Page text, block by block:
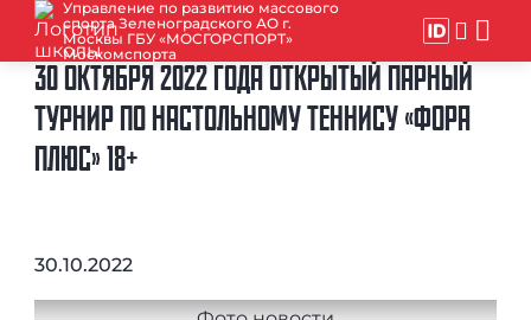
Управление по развитию массового
спорта Зеленоградского АО г.
Москвы ГБУ «МОСГОРСПОРТ»
Москомспорта
30 ОКТЯБРЯ 2022 ГОДА ОТКРЫТЫЙ ПАРНЫЙ
ТУРНИР ПО НАСТОЛЬНОМУ ТЕННИСУ «ФОРА
ПЛЮС» 18+
30.10.2022